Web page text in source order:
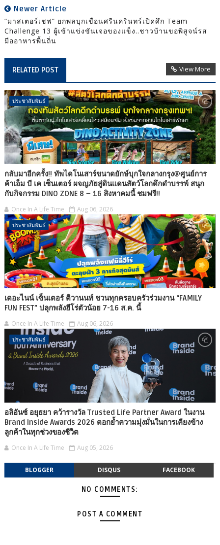
Newer Article
“มาสเตอร์เชฟ” ยกพลบุกเขื่อนศรีนครินทร์เปิดศึก Team
Challenge 13 ผู้เข้าแข่งขันเจอของแข็ง..ชาวบ้านขอพิสูจน์รส
มืออาหารพื้นถิ่น
RELATED POST View More
ประชาสัมพันธ์
กลับมาอีกครั้ง!! ทัพไดโนเสาร์ขนาดยักษ์บุกใจกลางกรุง@ศูนย์การ
ค้าเอ็ม บี เค เซ็นเตอร์ ผจญภัยสู่ดินแดนสัตว์โลกดึกดำบรรพ์ สนุก
กับกิจกรรม DINO ZONE 8 – 16 สิงหาคมนี้ ชมฟรี!!
Once In A Life Time Aug 06, 2026
ประชาสัมพันธ์
เดอะไนน์ เซ็นเตอร์ ติวานนท์ ชวนทุกครอบครัวร่วมงาน “FAMILY
FUN FEST” ปลุกพลังฮีโร่ตัวน้อย 7-16 ส.ค. นี้
Once In A Life Time Aug 06, 2026
ประชาสัมพันธ์
อลิอันซ์ อยุธยา คว้ารางวัล Trusted Life Partner Award ในงาน
Brand Inside Awards 2026 ตอกย้ำความมุ่งมั่นในการเคียงข้าง
ลูกค้าในทุกช่วงของชีวิต
Once In A Life Time Aug 05, 2026
BLOGGER DISQUS FACEBOOK
NO COMMENTS:
POST A COMMENT